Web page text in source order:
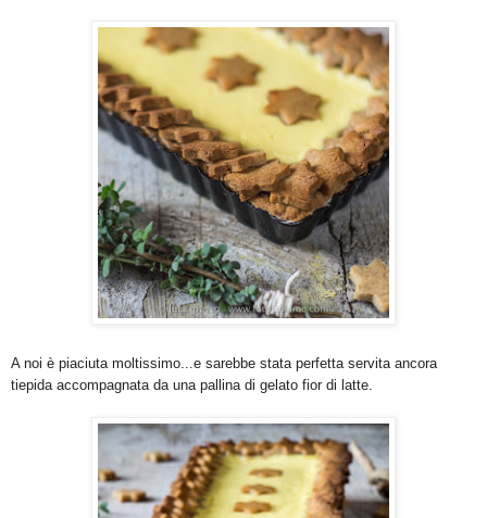
A noi è piaciuta moltissimo...e sarebbe stata perfetta servita ancora
tiepida accompagnata da una pallina di gelato fior di latte.